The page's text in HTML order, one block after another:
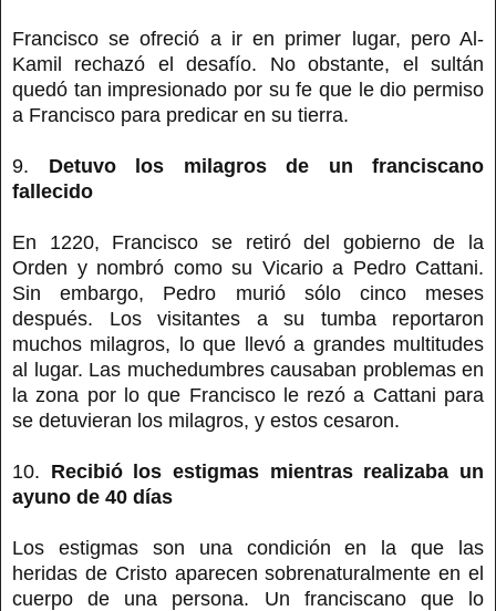
Francisco se ofreció a ir en primer lugar, pero Al-
Kamil rechazó el desafío. No obstante, el sultán
quedó tan impresionado por su fe que le dio permiso
a Francisco para predicar en su tierra.
9. Detuvo los milagros de un franciscano
fallecido
En 1220, Francisco se retiró del gobierno de la
Orden y nombró como su Vicario a Pedro Cattani.
Sin embargo, Pedro murió sólo cinco meses
después. Los visitantes a su tumba reportaron
muchos milagros, lo que llevó a grandes multitudes
al lugar. Las muchedumbres causaban problemas en
la zona por lo que Francisco le rezó a Cattani para
se detuvieran los milagros, y estos cesaron.
10. Recibió los estigmas mientras realizaba un
ayuno de 40 días
Los estigmas son una condición en la que las
heridas de Cristo aparecen sobrenaturalmente en el
cuerpo de una persona. Un franciscano que lo